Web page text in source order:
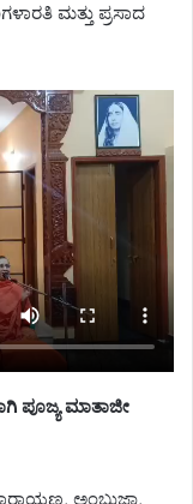
ಮತ್ತು ಪ್ರಸಾದ
ಪೂಜ್ಯ ಮಾತಾಜೀ
ಅಂಬುಜಾ,